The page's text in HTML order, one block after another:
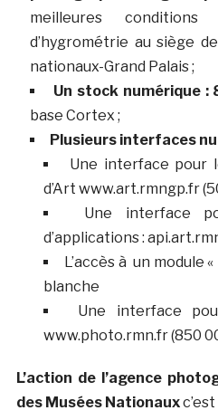
meilleures
d’hygrométrie au siège
nationaux-Grand Palais ;
Un stock numérique :
base Cortex ;
Plusieurs interfaces
Une interface pour
d’Art www.art.rmngp.fr
Une interface
d’applications :
L’accès à un module
blanche
Une interface
www.photo.rmn.fr (850
L’action de l’agence
des Musées Nationauxc’est